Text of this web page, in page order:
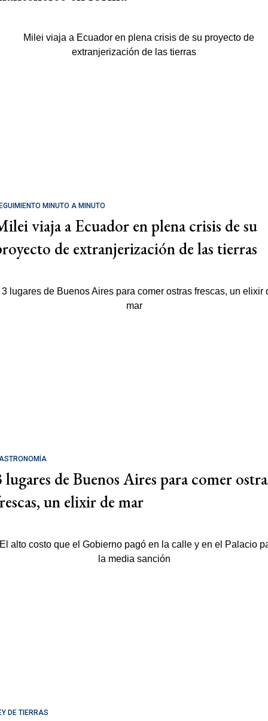
MINUTO A MINUTO
viaja a Ecuador en plena crisis de su
de extranjerización de las tierras
lugares de Buenos Aires para comer
un elixir de mar
DE TIERRAS